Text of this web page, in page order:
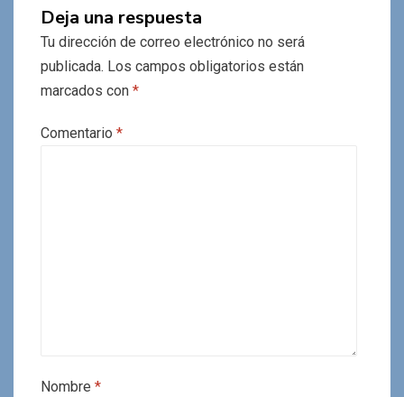
Deja una respuesta
Tu dirección de correo electrónico no será
publicada. Los campos obligatorios están
marcados con *
Comentario *
Nombre *